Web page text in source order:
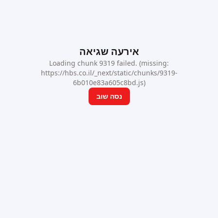
אירעה שגיאה
Loading chunk 9319 failed. (missing:
https://hbs.co.il/_next/static/chunks/9319-
6b010e83a605c8bd.js)